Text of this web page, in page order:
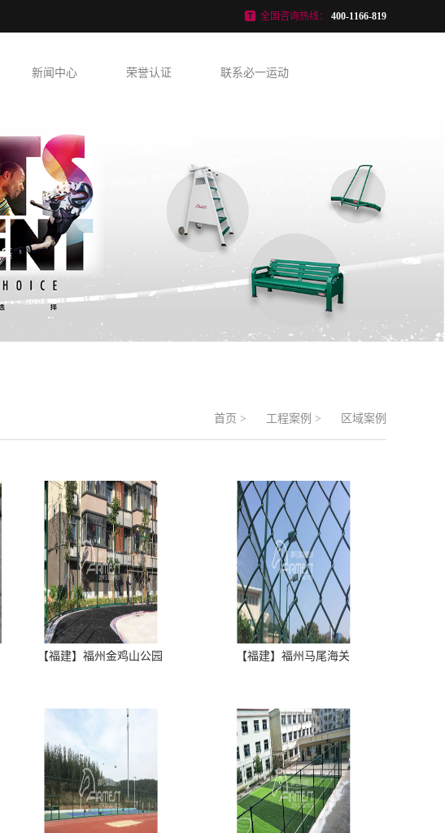
全国咨询热线： 400-1166-819
新闻中心 荣誉认证 联系必一运动
首页 > 工程案例 > 区域案例
【福建】福州金鸡山公园 【福建】福州马尾海关